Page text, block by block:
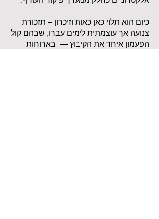
כיום הוא תלוי כאן כאות וזיכרון – תזכורת
צנועה אך עוצמתית לימים עברו, שבהם קול
הפעמון איחד את הקיבוץ — בארוחות